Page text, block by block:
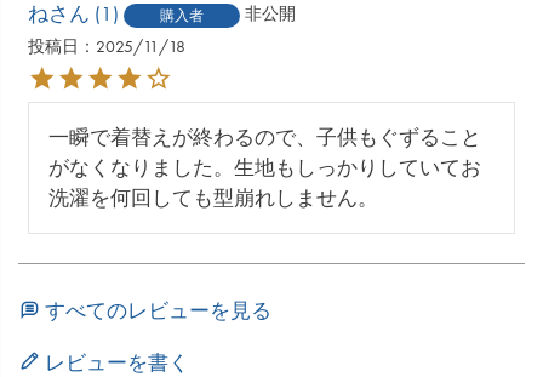
ね 1 購入者
非公開
投稿日
2025/11/18
一瞬で着替えが終わるので、子供もぐずること
がなくなりました。生地もしっかりしていてお
洗濯を何回しても型崩れしません。
すべてのレビューを見る
レビューを書く